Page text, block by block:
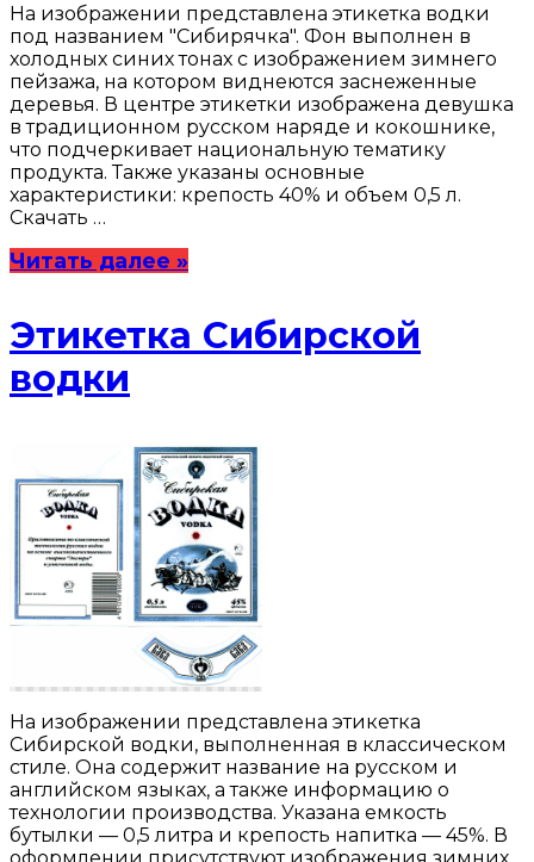
На изображении представлена этикетка водки
под названием "Сибирячка". Фон выполнен в
холодных синих тонах с изображением зимнего
пейзажа, на котором виднеются заснеженные
деревья. В центре этикетки изображена девушка
в традиционном русском наряде и кокошнике,
что подчеркивает национальную тематику
продукта. Также указаны основные
характеристики: крепость 40% и объем 0,5 л.
Скачать …
Читать далее »
Этикетка Сибирской
водки
На изображении представлена этикетка
Сибирской водки, выполненная в классическом
стиле. Она содержит название на русском и
английском языках, а также информацию о
технологии производства. Указана емкость
бутылки — 0,5 литра и крепость напитка — 45%. В